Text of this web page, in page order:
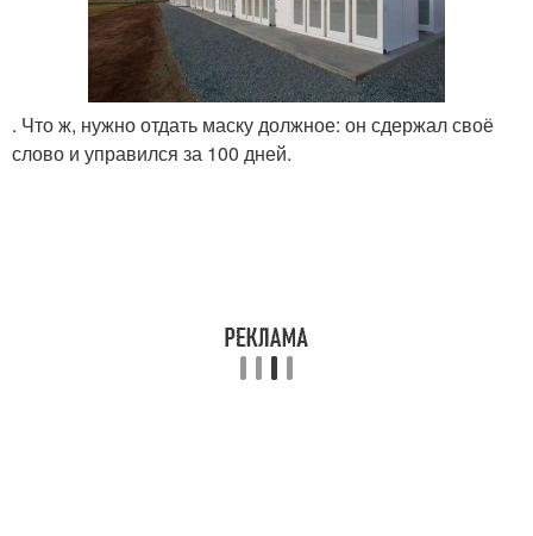
. Что ж, нужно отдать маску должное: он сдержал своё
слово и управился за 100 дней.